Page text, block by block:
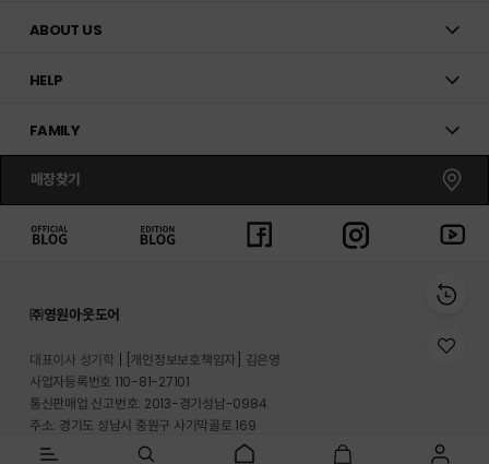
ABOUT US
HELP
FAMILY
매장찾기
㈜영원아웃도어
대표이사 성기학
[개인정보보호책임자] 김은영
사업자등록번호 110-81-27101
통신판매업 신고번호: 2013-경기성남-0984
주소: 경기도 성남시 중원구 사기막골로 169
반송지 주소 : 경기도 이천시 마장면 프리미엄 아울렛로 33-20
위
이